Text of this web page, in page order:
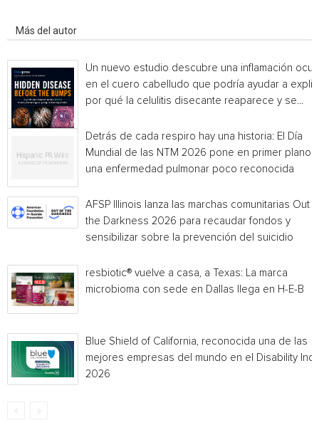
Más del autor
Un nuevo estudio descubre una inflamación
en el cuero cabelludo que podría ayudar a
por qué la celulitis disecante reaparece y se...
Detrás de cada respiro hay una historia: El Día
Mundial de las NTM 2026 pone en primer plano
una enfermedad pulmonar poco reconocida
AFSP Illinois lanza las marchas comunitarias Out
the Darkness 2026 para recaudar fondos y
sensibilizar sobre la prevención del suicidio
resbiotic® vuelve a casa, a Texas: La marca
microbioma con sede en Dallas llega en H-E-B
Blue Shield of California, reconocida una de las
mejores empresas del mundo en el Disability
2026